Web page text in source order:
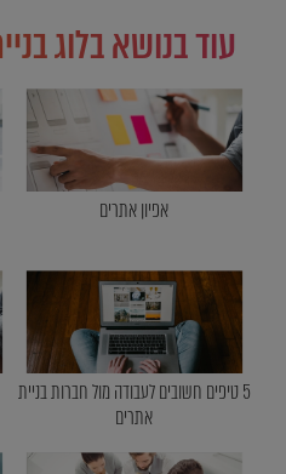
עוד בנושא בלוג
אפיון אתרים
5 טיפים חשובים לעבודה מול חברות בניית
אתרים